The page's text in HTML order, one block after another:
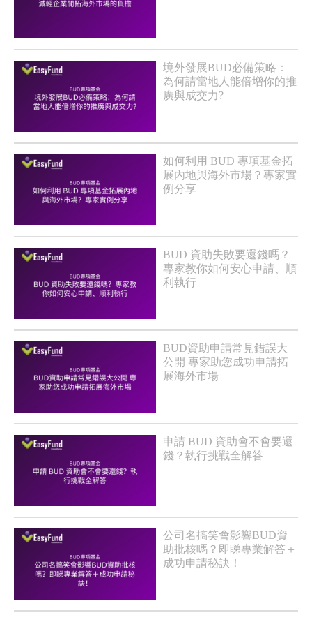
境外發展BUD必備策略：
為何請當地人能倍增你的推
廣與成交力?
如何利用 BUD 專項基金拓
展內地與海外市場？專家實
例分享
BUD 資助失敗要還錢嗎？
專家教你如何安心申請、順
利執行
BUD資助申請常見錯誤大
公開 專家助您成功申請拓
展海外市場
申請 BUD 資助會不會要還
錢？執行挑戰全解答
公司名搞笑會影響BUD資
助批核嗎？即睇專業解答＋
成功申請秘訣！